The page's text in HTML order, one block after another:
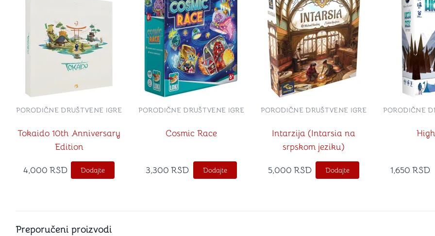
Tokaido 10th Anniversary
Edition
PORODIČNE DRUŠTVENE IGRE
4,000 RSD Dodajte
Cosmic Race
PORODIČNE DRUŠTVENE IGRE
3,300 RSD Dodajte
Intarzija (Intarsia na
srpskom jeziku)
PORODIČNE DRUŠTVENE IGRE
5,000 RSD Dodajte
PORODIČNE
1,650 RSD
Preporučeni proizvodi